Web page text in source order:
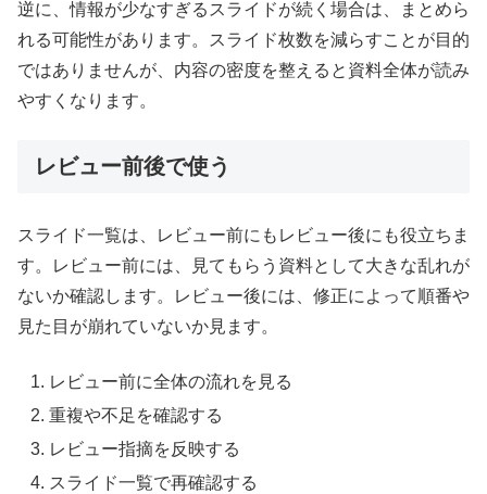
逆に、情報が少なすぎるスライドが続く場合は、まとめら
れる可能性があります。スライド枚数を減らすことが目的
ではありませんが、内容の密度を整えると資料全体が読み
やすくなります。
レビュー前後で使う
スライド一覧は、レビュー前にもレビュー後にも役立ちま
す。レビュー前には、見てもらう資料として大きな乱れが
ないか確認します。レビュー後には、修正によって順番や
見た目が崩れていないか見ます。
レビュー前に全体の流れを見る
重複や不足を確認する
レビュー指摘を反映する
スライド一覧で再確認する